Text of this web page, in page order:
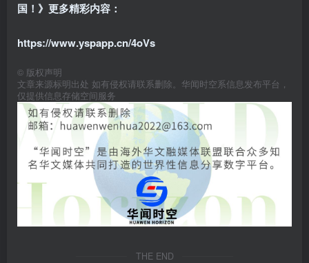
国！》更多精彩内容：
https://www.yspapp.cn/4oVs
© 版权声明
文章来源标明出处 如有侵权请联系删除。华闻时空系信息发布平台，
仅提供信息存储空间服务
THE END